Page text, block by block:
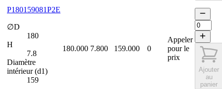
P180159081P2E
∅D
180
H
7.8
Diamètre
intérieur (d1)
159
180.000 7.800 159.000 0
Appeler
pour le
prix
Ajouter
au
panier